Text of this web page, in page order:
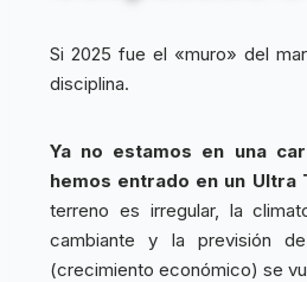
Si 2025 fue el «muro» del
disciplina.
Ya no estamos en una
hemos entrado en un Ultra
terreno es irregular, la
cambiante y la previsión
(crecimiento económico) se